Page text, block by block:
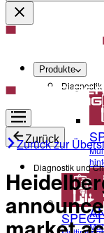
Produkte
Zurück
Diagnostik und
Zurück zur